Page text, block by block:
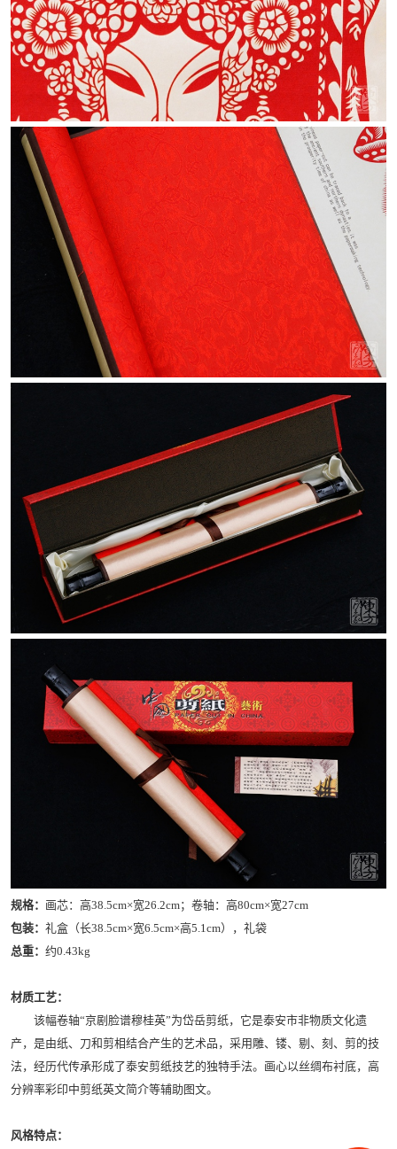
规格： 画芯：高38.5cm×宽26.2cm；卷轴：高80cm×宽27cm
包装： 礼盒（长38.5cm×宽6.5cm×高5.1cm），礼袋
总重： 约0.43kg
材质工艺：
该幅卷轴“京剧脸谱穆桂英”为岱岳剪纸，它是泰安市非物质文化遗
产，是由纸、刀和剪相结合产生的艺术品，采用雕、镂、剔、刻、剪的技
法，经历代传承形成了泰安剪纸技艺的独特手法。画心以丝绸布衬底，高
分辨率彩印中剪纸英文简介等辅助图文。
风格特点：